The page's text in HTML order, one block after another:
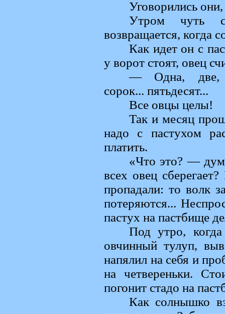
Уговорились
Утром чуть
возвращается, когда
Как идет он с
у ворот стоят, овец
— Одна, две,
сорок... пятьдесят...
Все овцы целы!
Так и месяц
надо с пастухом
платить.
«Что это? —
всех овец
пропадали: то волк
потеряются...
пастух на пастбище
Под утро,
овчинный тулуп,
напялил на себя и
на четвереньки.
погонит стадо на
Как солнышко